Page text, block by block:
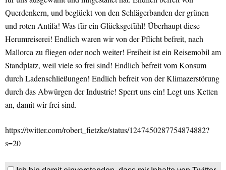
Querdenkern, und beglückt von den Schlägerbanden der grünen
und roten Antifa! Was für ein Glücksgefühl! Überhaupt diese
Herumreiserei! Endlich waren wir von der Pflicht befreit, nach
Mallorca zu fliegen oder noch weiter! Freiheit ist ein Reisemobil am
Standplatz, weil viele so frei sind! Endlich befreit vom Konsum
durch Ladenschließungen! Endlich befreit von der Klimazerstörung
durch das Abwürgen der Industrie! Sperrt uns ein! Legt uns Ketten
an, damit wir frei sind.
https://twitter.com/robert_fietzke/status/1247450287754874882?
s=20